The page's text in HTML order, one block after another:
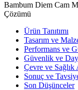
Bambum Diem Cam
Çözümü
Ürün Tanıtımı
Tasarım ve
Performans ve
Güvenlik ve
Çevre ve Sağlık
Sonuç ve
Son Düşünceler